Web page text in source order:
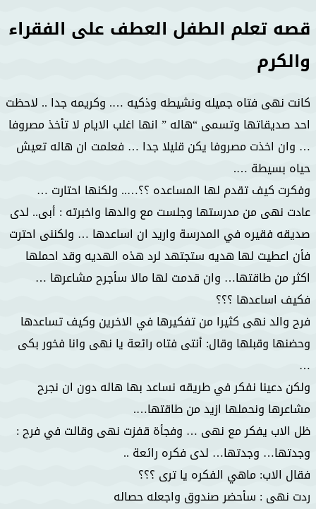
قصه تعلم الطفل العطف على الفقراء
والكرم
كانت نهى فتاه جميله ونشيطه وذكيه …. وكريمه جدا .. لاحظت
احد صديقاتها وتسمى “هاله ” انها اغلب الايام لا تأخذ مصروفا
… وان اخذت مصروفا يكن قليلا جدا … فعلمت ان هاله تعيش
حياه بسيطة ….
وفكرت كيف تقدم لها المساعده ؟؟….. ولكنها احتارت …
عادت نهى من مدرستها وجلست مع والدها واخبرته : أبى.. لدى
صديقه فقيره في المدرسة واريد ان اساعدها … ولكننى احترت
فأن اعطيت لها هديه ستجتهد لرد هذه الهديه وقد احملها
اكثر من طاقتها… وان قدمت لها مالا سأجرح مشاعرها …
فكيف اساعدها ؟؟؟
فرح والد نهى كثيرا من تفكيرها في الاخرين وكيف تساعدها
وحضنها وقبلها وقال: أنتى فتاه رائعة يا نهى وانا فخور بكى
…
ولكن دعينا نفكر في طريقه نساعد بها هاله دون ان نجرح
مشاعرها ونحملها ازيد من طاقتها….
ظل الاب يفكر مع نهى … وفجأة قفزت نهى وقالت في فرح :
وجدتها… وجدتها… لدى فكره رائعة ..
فقال الاب: ماهي الفكره يا ترى ؟؟؟
ردت نهى : سأحضر صندوق واجعله حصاله